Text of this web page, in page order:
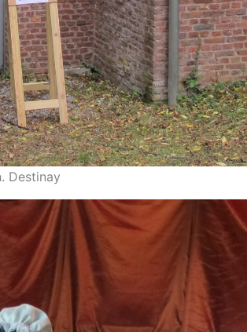
Destinay